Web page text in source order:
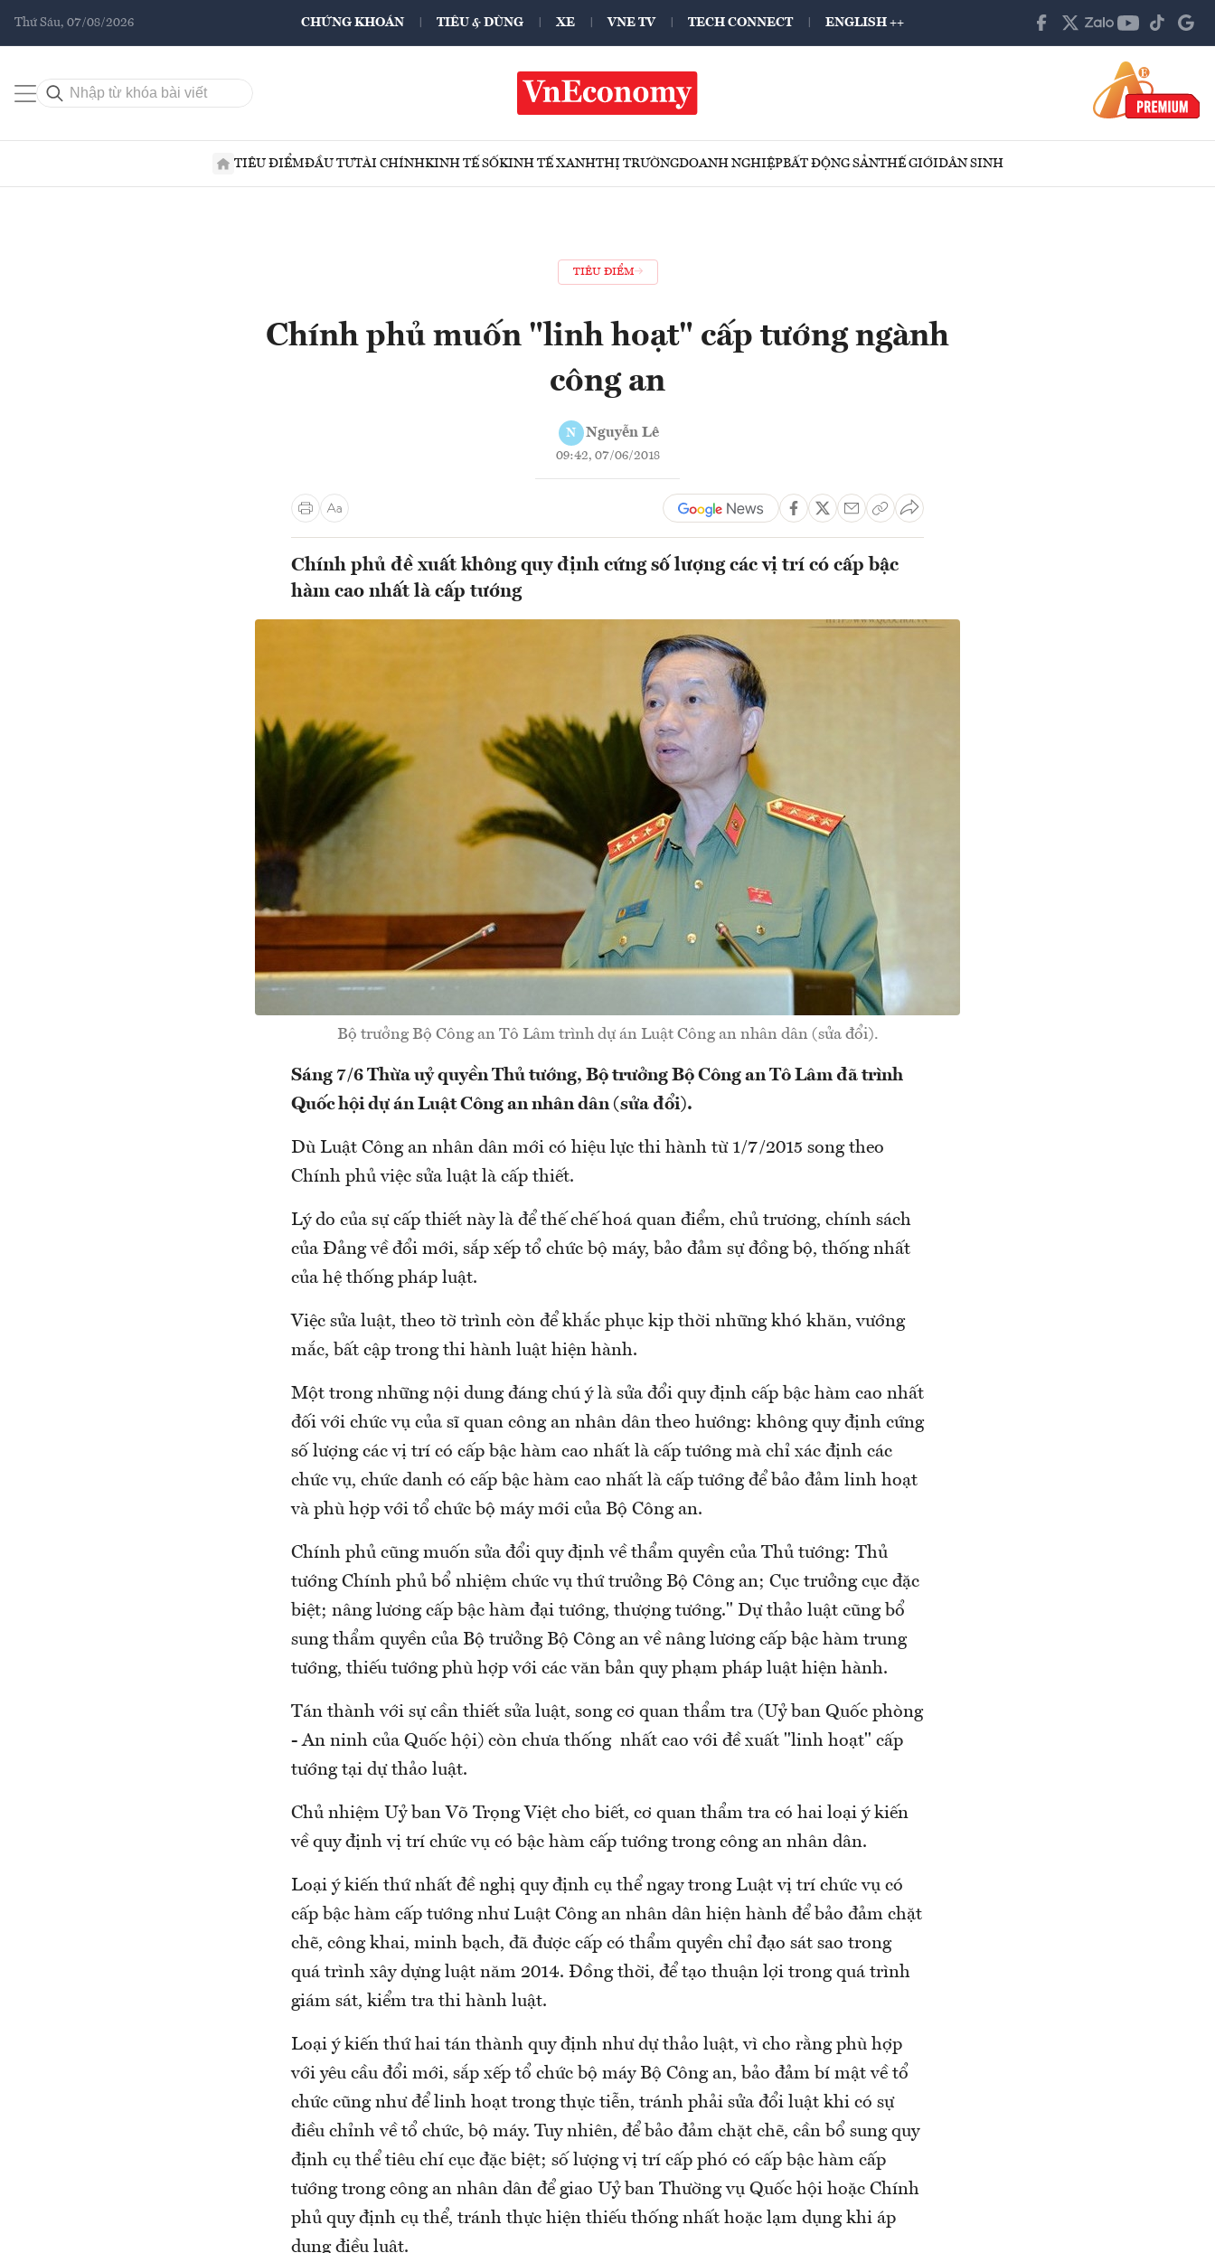
Thứ Sáu, 07/08/2026 CHỨNG KHOÁN TIÊU & DÙNG XE VNE TV TECH CONNECT ENGLISH ++
TIÊU ĐIỂMĐẦU TƯTÀI CHÍNHKINH TẾ SỐKINH TẾ XANHTHỊ TRƯỜNGDOANH NGHIỆPBẤT ĐỘNG SẢNTHẾ GIỚIDÂN SINH
TIÊU ĐIỂM
Chính phủ muốn "linh hoạt" cấp tướng ngành
công an
N Nguyễn Lê
09:42, 07/06/2018
Chính phủ đề xuất không quy định cứng số lượng các vị trí có cấp bậc
hàm cao nhất là cấp tướng
Bộ trưởng Bộ Công an Tô Lâm trình dự án Luật Công an nhân dân (sửa đổi).
Sáng 7/6 Thừa uỷ quyền Thủ tướng, Bộ trưởng Bộ Công an Tô Lâm đã trình
Quốc hội dự án Luật Công an nhân dân (sửa đổi).
Dù Luật Công an nhân dân mới có hiệu lực thi hành từ 1/7/2015 song theo
Chính phủ việc sửa luật là cấp thiết.
Lý do của sự cấp thiết này là để thế chế hoá quan điểm, chủ trương, chính sách
của Đảng về đổi mới, sắp xếp tổ chức bộ máy, bảo đảm sự đồng bộ, thống nhất
của hệ thống pháp luật.
Việc sửa luật, theo tờ trình còn để khắc phục kịp thời những khó khăn, vướng
mắc, bất cập trong thi hành luật hiện hành.
Một trong những nội dung đáng chú ý là sửa đổi quy định cấp bậc hàm cao nhất
đối với chức vụ của sĩ quan công an nhân dân theo hướng: không quy định cứng
số lượng các vị trí có cấp bậc hàm cao nhất là cấp tướng mà chỉ xác định các
chức vụ, chức danh có cấp bậc hàm cao nhất là cấp tướng để bảo đảm linh hoạt
và phù hợp với tổ chức bộ máy mới của Bộ Công an.
Chính phủ cũng muốn sửa đổi quy định về thẩm quyền của Thủ tướng: Thủ
tướng Chính phủ bổ nhiệm chức vụ thứ trưởng Bộ Công an; Cục trưởng cục đặc
biệt; nâng lương cấp bậc hàm đại tướng, thượng tướng." Dự thảo luật cũng bổ
sung thẩm quyền của Bộ trưởng Bộ Công an về nâng lương cấp bậc hàm trung
tướng, thiếu tướng phù hợp với các văn bản quy phạm pháp luật hiện hành.
Tán thành với sự cần thiết sửa luật, song cơ quan thẩm tra (Uỷ ban Quốc phòng
- An ninh của Quốc hội) còn chưa thống nhất cao với đề xuất "linh hoạt" cấp
tướng tại dự thảo luật.
Chủ nhiệm Uỷ ban Võ Trọng Việt cho biết, cơ quan thẩm tra có hai loại ý kiến
về quy định vị trí chức vụ có bậc hàm cấp tướng trong công an nhân dân.
Loại ý kiến thứ nhất đề nghị quy định cụ thể ngay trong Luật vị trí chức vụ có
cấp bậc hàm cấp tướng như Luật Công an nhân dân hiện hành để bảo đảm chặt
chẽ, công khai, minh bạch, đã được cấp có thẩm quyền chỉ đạo sát sao trong
quá trình xây dựng luật năm 2014. Đồng thời, để tạo thuận lợi trong quá trình
giám sát, kiểm tra thi hành luật.
Loại ý kiến thứ hai tán thành quy định như dự thảo luật, vì cho rằng phù hợp
với yêu cầu đổi mới, sắp xếp tổ chức bộ máy Bộ Công an, bảo đảm bí mật về tổ
chức cũng như để linh hoạt trong thực tiễn, tránh phải sửa đổi luật khi có sự
điều chỉnh về tổ chức, bộ máy. Tuy nhiên, để bảo đảm chặt chẽ, cần bổ sung quy
định cụ thể tiêu chí cục đặc biệt; số lượng vị trí cấp phó có cấp bậc hàm cấp
tướng trong công an nhân dân để giao Uỷ ban Thường vụ Quốc hội hoặc Chính
phủ quy định cụ thể, tránh thực hiện thiếu thống nhất hoặc lạm dụng khi áp
dụng điều luật.